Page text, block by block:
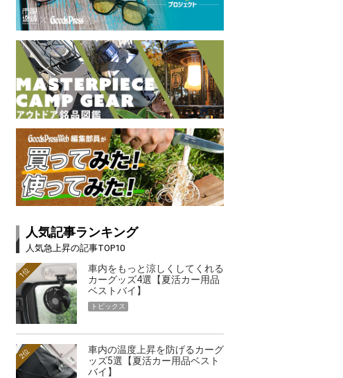
人気記事ランキング
人気急上昇の記事TOP10
車内をもっと涼しくしてくれる
カーグッズ4選【夏活カー用品
ベストバイ】
1位
トピックス
車内の温度上昇を防げるカーグ
ッズ5選【夏活カー用品ベスト
バイ】
2位